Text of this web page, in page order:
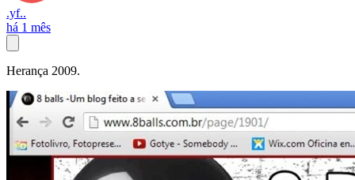
.yf..
há 1 mês
Herança 2009.